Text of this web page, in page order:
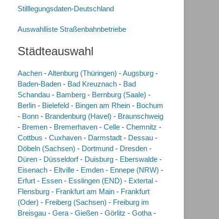
Stilllegungsdaten-Deutschland
Auswahlliste Straßenbahnbetriebe
Städteauswahl
Aachen -Altenburg (Thüringen) -Augsburg -
Baden-Baden - Bad Kreuznach - Bad
Schandau - Bamberg - Bernburg (Saale) -
Berlin - Bielefeld - Bingen am Rhein - Bochum
- Bonn - Brandenburg (Havel) - Braunschweig
- Bremen - Bremerhaven - Celle - Chemnitz -
Cottbus - Cuxhaven - Darmstadt - Dessau -
Döbeln (Sachsen) - Dortmund - Dresden -
Düren - Düsseldorf- Duisburg - Eberswalde -
Eisenach - Eltville - Emden - Ennepe (NRW) -
Erfurt - Essen - Esslingen (END) - Extertal -
Flensburg - Frankfurt am Main - Frankfurt
(Oder) - Freiberg (Sachsen) - Freiburg im
Breisgau - Gera - Gießen - Görlitz - Gotha -